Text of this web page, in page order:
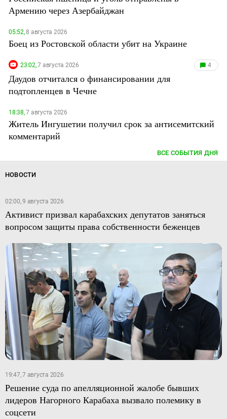
Армению через Азербайджан
05:52,8 августа 2026
Боец из Ростовской области убит на Украине
23:02,7 августа 2026 4
Даудов отчитался о финансировании для
подтопленцев в Чечне
18:38,7 августа 2026
Житель Ингушетии получил срок за антисемитский
комментарий
ВСЕ СОБЫТИЯ ДНЯ
НОВОСТИ
02:00, 9 августа 2026
Активист призвал карабахских депутатов заняться
вопросом защиты права собственности беженцев
19:47, 7 августа 2026
Решение суда по апелляционной жалобе бывших
лидеров Нагорного Карабаха вызвало полемику в
соцсети